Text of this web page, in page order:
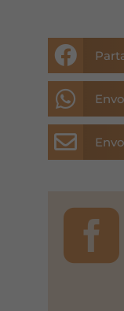



